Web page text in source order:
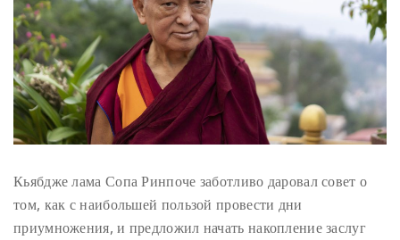
Кьябдже лама Сопа Ринпоче заботливо даровал совет о
том, как с наибольшей пользой провести дни
приумножения, и предложил начать накопление заслуг